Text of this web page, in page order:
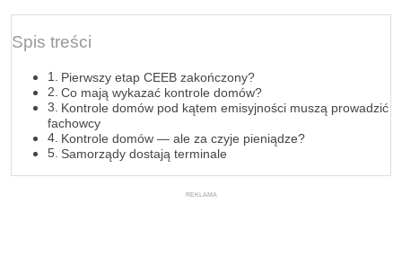
Spis treści
Pierwszy etap CEEB zakończony?
Co mają wykazać kontrole domów?
Kontrole domów pod kątem emisyjności muszą prowadzić
fachowcy
Kontrole domów — ale za czyje pieniądze?
Samorządy dostają terminale
REKLAMA